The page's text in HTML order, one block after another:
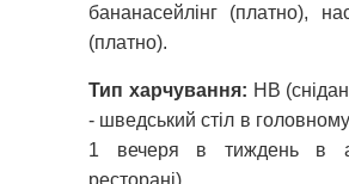
бананасейлінг (платно),
(платно).
Тип харчування: HB
- шведський стіл в
1 вечеря в тиждень в
ресторані).